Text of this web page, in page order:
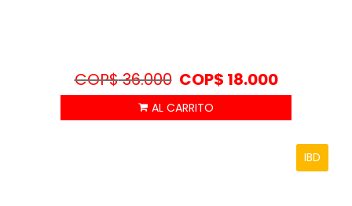
COP$36.000 COP$ 18.000
IBD